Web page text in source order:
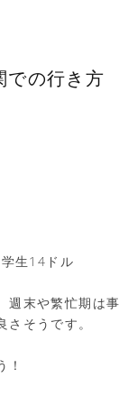
での行き方
生14ドル
週末や繁忙期は事
そうです。